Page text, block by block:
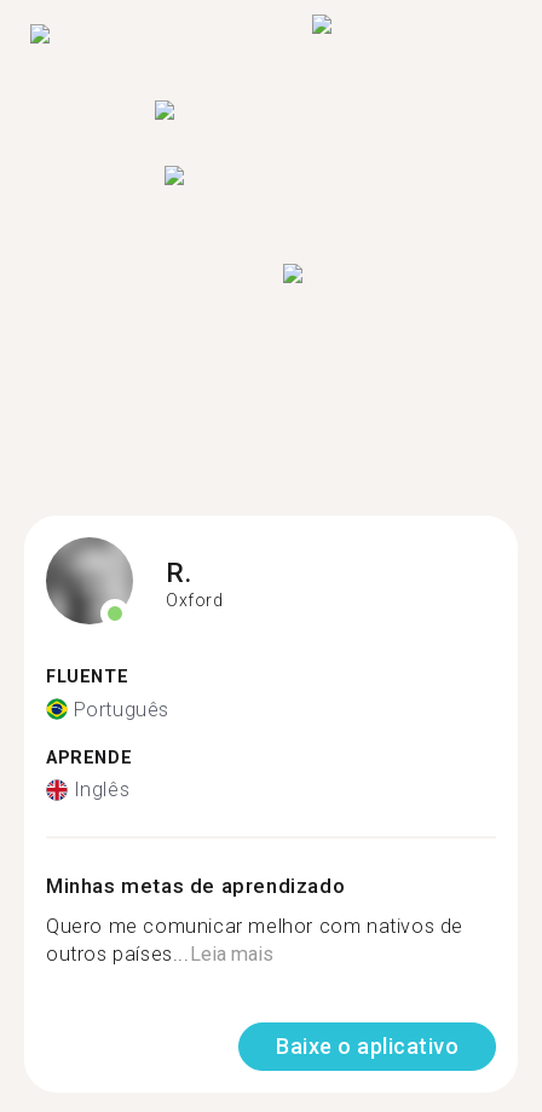
R.
Oxford
FLUENTE
Português
APRENDE
Inglês
Minhas metas de aprendizado
Quero me comunicar melhor com nativos de
outros países...Leia mais
Baixe o aplicativo